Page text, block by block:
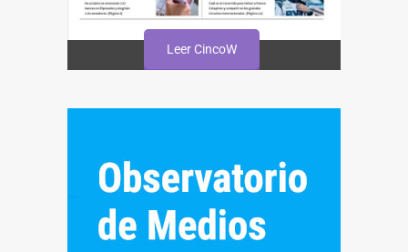
Leer CincoW